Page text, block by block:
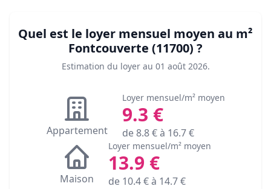
Quel est le loyer mensuel moyen au m²
Fontcouverte (11700) ?
Estimation du loyer au 01 août 2026.
Appartement
Loyer mensuel/m² moyen
9.3 €
de8.8€ à 16.7€
Maison
Loyer mensuel/m² moyen
13.9 €
de 10.4€ à 14.7€